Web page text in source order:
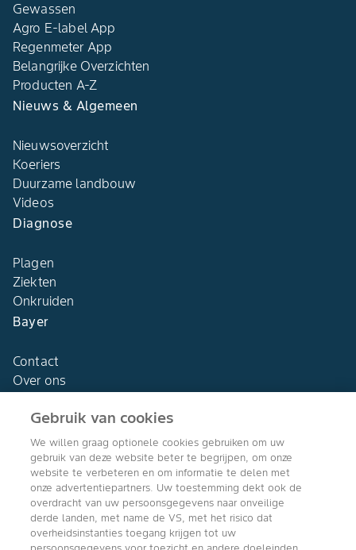
Gewassen
Agro E-label App
Regenmeter App
Belangrijke Overzichten
Producten A-Z
Nieuws & Algemeen
Nieuwsoverzicht
Koeriers
Duurzame landbouw
Videos
Diagnose
Plagen
Ziekten
Onkruiden
Bayer
Contact
Over ons
Agro Bayer
Nederland
Gebruik van cookies
We willen graag optionele cookies gebruiken om uw
gebruik van deze website beter te begrijpen, om onze
website te verbeteren en om informatie te delen met
onze advertentiepartners. Uw toestemming dekt ook de
overdracht van uw persoonsgegevens naar onveilige
derde landen, met name de VS, met het risico dat
overheidsinstanties toegang krijgen tot uw